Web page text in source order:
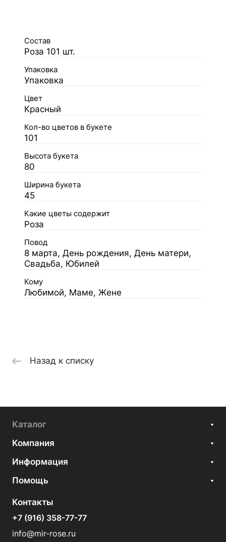
Состав
Роза 101 шт.
Упаковка
Упаковка
Цвет
Красный
Кол-во цветов в букете
101
Высота букета
80
Ширина букета
45
Какие цветы содержит
Роза
Повод
8 марта, День рождения, День матери,
Свадьба, Юбилей
Кому
Любимой, Маме, Жене
Назад к списку
Каталог
Компания
Информация
Помощь
Контакты
+7 (916) 358-77-77
info@mir-rose.ru